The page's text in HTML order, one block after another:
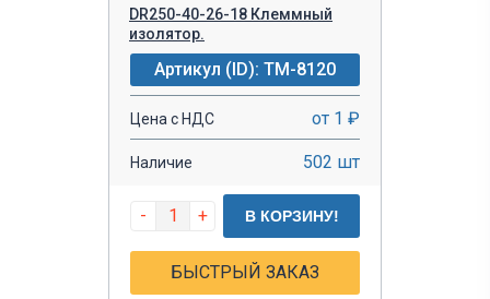
DR250-40-26-18 Клеммный
изолятор.
Артикул (ID): TM-8120
Цена с НДС от 1 ₽
Наличие 502 шт
- + В КОРЗИНУ!
БЫСТРЫЙ ЗАКАЗ